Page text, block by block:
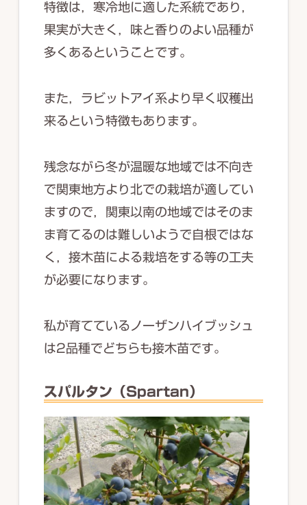
特徴は，寒冷地に適した系統であり，
果実が大きく，味と香りのよい品種が
多くあるということです。
また，ラビットアイ系より早く収穫出
来るという特徴もあります。
残念ながら冬が温暖な地域では不向き
で関東地方より北での栽培が適してい
ますので，関東以南の地域ではそのま
ま育てるのは難しいようで自根ではな
く，接木苗による栽培をする等の工夫
が必要になります。
私が育てているノーザンハイブッシュ
は2品種でどちらも接木苗です。
スパルタン（Spartan）